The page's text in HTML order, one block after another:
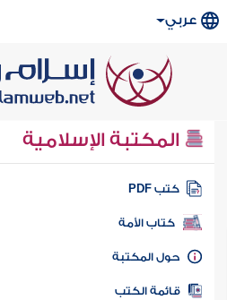
عربي
المكتبة الإسلامية
كتب PDF
كتاب الأمة
المكتبة